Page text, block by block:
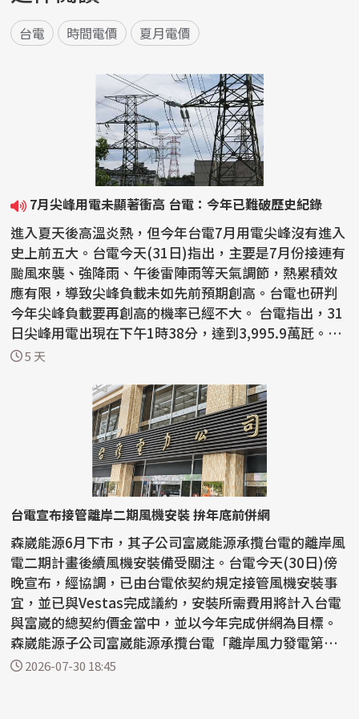
台電 時間電價 夏月電價
7月尖峰用電未顯著衝高 台電：今年已難破歷史紀錄
進入夏天後高溫炎熱，但今年台電7月用電尖峰沒有進入
史上前五大。台電今天(31日)指出，主要是7月份接連有
颱風來襲、強降雨、午後雷陣雨等天氣調節，熱累積效
應有限，導致尖峰負載未如先前預期創高。台電也研判
今年尖峰負載要再創高的機率已經不大。 台電指出，31
日尖峰用電出現在下午1時38分，達到3,995.9萬瓩。
值...5 天
台電宣布接管離岸二期風機安裝 拚年底前併網
森崴能源6月下市，其子公司富崴能源承攬台電的離岸風
電二期計畫後續風機安裝備受關注。台電今天(30日)傍
晚宣布，經協調，已由台電依契約規定接管風機安裝事
宜，並已與Vestas完成議約，安裝所需費用將計入台電
與富崴的總契約價金當中，並以今年完成併網為目標。
森崴能源子公司富崴能源承攬台電「離岸風力發電第二
期計...
2026-07-30 18:45